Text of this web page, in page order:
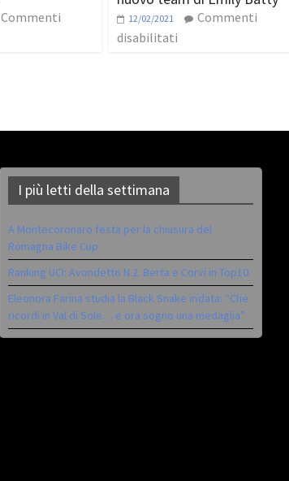
Commenti
12/02/2021
Commenti
disabilitati
I più letti della settimana
A Montecoronaro festa per la chiusura del
Romagna Bike Cup
Ranking UCI: Avondetto N.2. Berta e Corvi in Top10
Eleonora Farina studia la Black Snake iridata: “Che
ricordi in Val di Sole… e ora sogno una medaglia”